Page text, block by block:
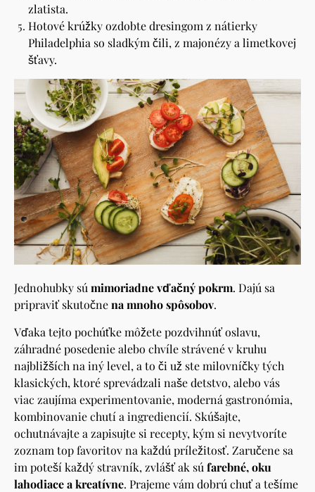
zlatista.
Hotové krúžky ozdobte dresingom z nátierky
Philadelphia so sladkým čili, z majonézy a limetkovej
šťavy.
Jednohubky sú mimoriadne vďačný pokrm. Dajú sa
pripraviť skutočnena mnoho spôsobov.
Vďaka tejto pochúťke môžete pozdvihnúť oslavu,
záhradné posedenie alebo chvíle strávené v kruhu
najbližších na iný level, a to či už ste milovníčky tých
klasických, ktoré sprevádzali naše detstvo, alebo vás
viac zaujíma experimentovanie, moderná gastronómia,
kombinovanie chutí a ingrediencií. Skúšajte,
ochutnávajte a zapisujte si recepty, kým si nevytvoríte
zoznam top favoritov na každú príležitosť. Zaručene sa
im poteší každý stravník, zvlášť ak sú farebné, oku
lahodiace a kreatívne. Prajeme vám dobrú chuť a tešíme